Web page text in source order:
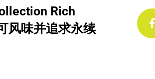
Rich
风味并追求永续
c